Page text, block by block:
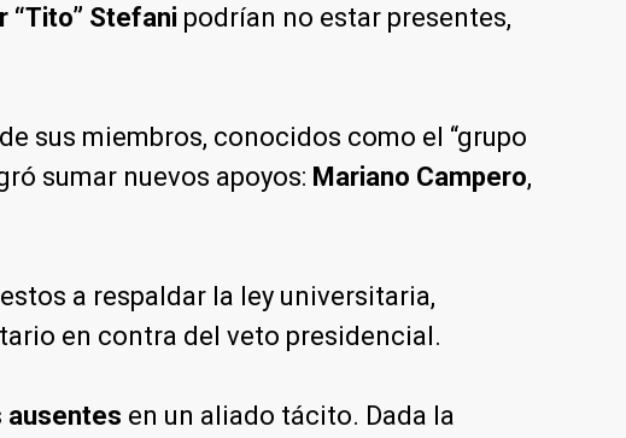
“Tito” Stefani podrían no estar presentes,
sus miembros, conocidos como el “grupo
sumar nuevos apoyos: Mariano Campero,
a respaldar la ley universitaria,
en contra del veto presidencial.
ausentes en un aliado tácito. Dada la